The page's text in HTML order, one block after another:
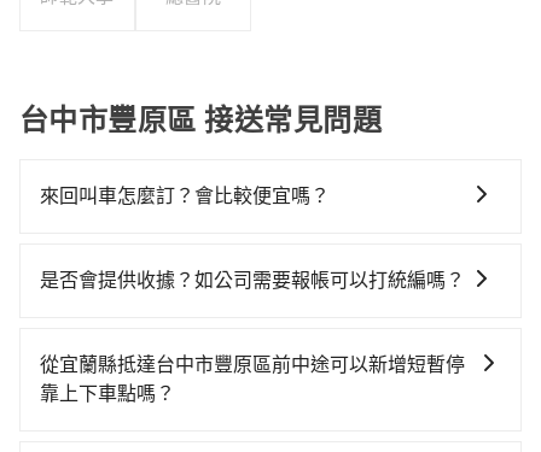
台中市豐原區 接送常見問題
來回叫車怎麼訂？會比較便宜嗎？
趟車的資訊，所以如果需要來回叫車，請分兩筆訂單預
不限單程或來回。
是否會提供收據？如公司需要報帳可以打統編嗎？
旅行業代收轉付電子收據，如果公司需要報公帳，在預
約付款前可以輸入公司的抬頭與統編，可向國稅局報
從宜蘭縣抵達台中市豐原區前中途可以新增短暫停
靠上下車點嗎？